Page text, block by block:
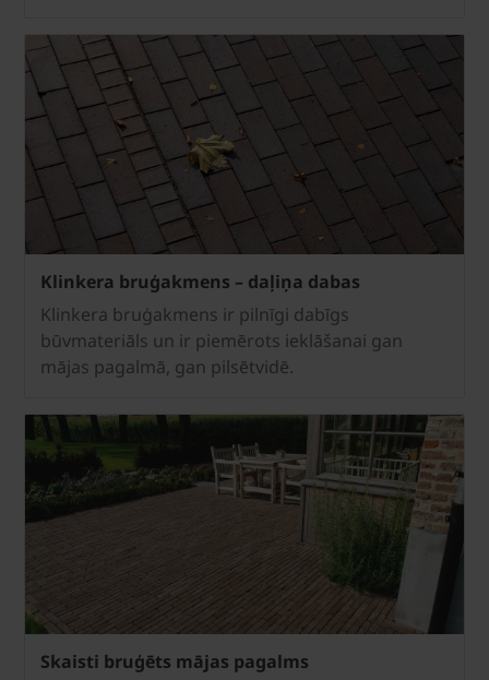
Klinkera bruģakmens – daļiņa dabas
Klinkera bruģakmens ir pilnīgi dabīgs
būvmateriāls un ir piemērots ieklāšanai gan
mājas pagalmā, gan pilsētvidē.
Skaisti bruģēts mājas pagalms